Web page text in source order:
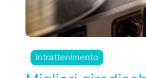
Intrattenimento